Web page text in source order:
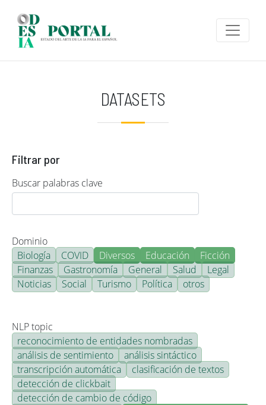
DATASETS
Filtrar por
Buscar palabras clave
Dominio
Biología
COVID Diversos Educación
Ficción
Finanzas
Gastronomía General Salud
Legal
Noticias
Social Turismo Política otros
NLP topic
reconocimiento de entidades nombradas
análisis de sentimiento
análisis sintáctico
transcripción automática
clasificación de textos
detección de clickbait
detección de cambio de código